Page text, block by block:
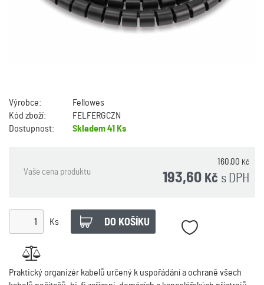
Výrobce:
Fellowes
Kód zboží:
FELFERGCZN
Dostupnost:
Skladem41 Ks
Vaše cena produktu
160,00 Kč
s DPH
193,60 Kč
Ks
Praktický organizér kabelů určený k uspořádání a ochraně všech